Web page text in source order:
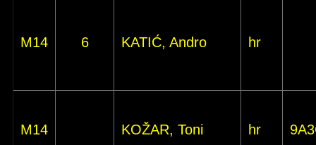
M14 6 KATIĆ, Andro hr
M14 KOŽAR, Toni hr